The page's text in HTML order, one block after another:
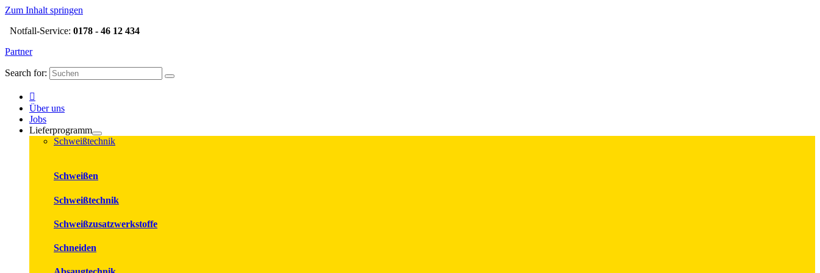
Zum Inhalt springen
Notfall-Service: 0178 - 46 12 434
Partner
Search for:
Über uns
Jobs
Lieferprogramm
Schweißtechnik
Schweißen
Schweißtechnik
Schweißzusatzwerkstoffe
Schneiden